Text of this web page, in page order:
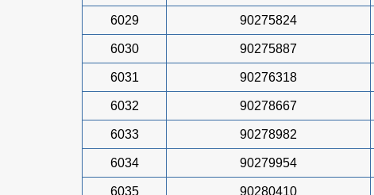
6029 90275824
6030 90275887
6031 90276318
6032 90278667
6033 90278982
6034 90279954
6035 90280410